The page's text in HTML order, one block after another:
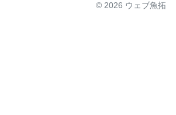
© 2026 ウェブ魚拓